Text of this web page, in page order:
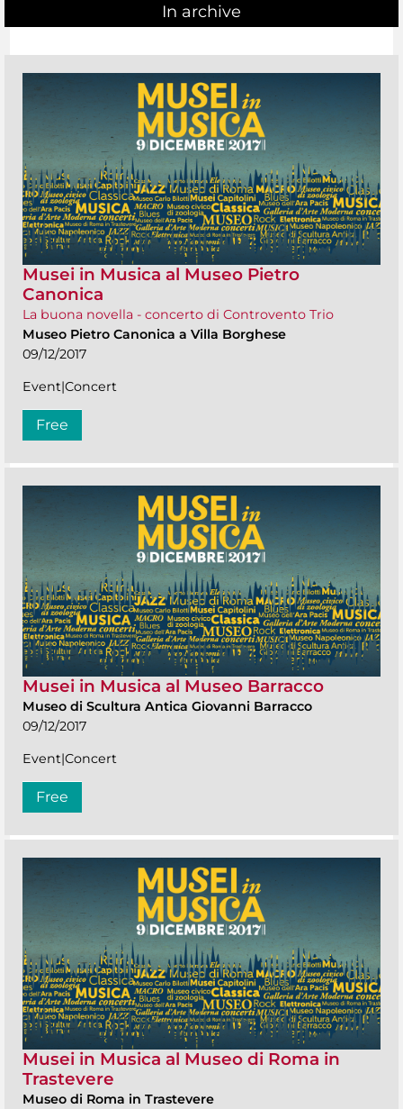
In archive
Musei in Musica al Museo Pietro
Canonica
La buona novella - concerto di Controvento Trio
Museo Pietro Canonica a Villa Borghese
09/12/2017
Event|Concert
Free
Musei in Musica al Museo Barracco
Museo di Scultura Antica Giovanni Barracco
09/12/2017
Event|Concert
Free
Musei in Musica al Museo di Roma in
Trastevere
Museo di Roma in Trastevere